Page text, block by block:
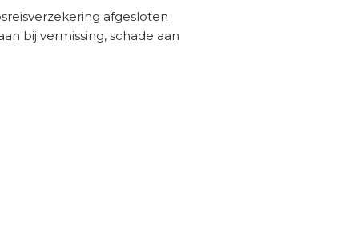
afgesloten
bij vermissing, schade aan